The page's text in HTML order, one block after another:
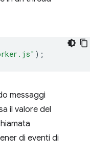
);
messaggi
il valore del
di eventi di